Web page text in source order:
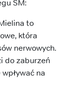
SM:
to
która
nerwowych.
do zaburzeń
na